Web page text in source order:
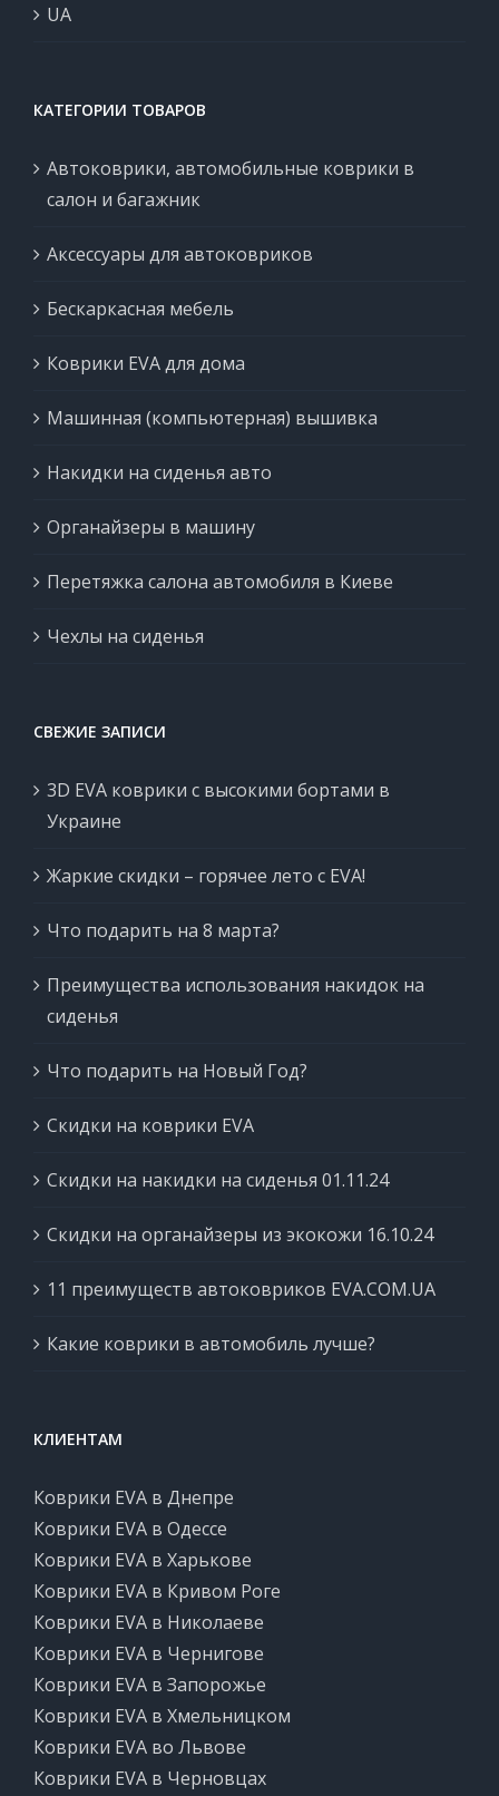
UA
КАТЕГОРИИ ТОВАРОВ
Автоковрики, автомобильные коврики в
салон и багажник
Аксессуары для автоковриков
Бескаркасная мебель
Коврики EVA для дома
Машинная (компьютерная) вышивка
Накидки на сиденья авто
Органайзеры в машину
Перетяжка салона автомобиля в Киеве
Чехлы на сиденья
СВЕЖИЕ ЗАПИСИ
3D EVA коврики с высокими бортами в
Украине
Жаркие скидки – горячее лето с EVA!
Что подарить на 8 марта?
Преимущества использования накидок на
сиденья
Что подарить на Новый Год?
Скидки на коврики EVA
Скидки на накидки на сиденья 01.11.24
Скидки на органайзеры из экокожи 16.10.24
11 преимуществ автоковриков EVA.COM.UA
Какие коврики в автомобиль лучше?
КЛИЕНТАМ
Коврики EVA в Днепре
Коврики EVA в Одессе
Коврики EVA в Харькове
Коврики EVA в Кривом Роге
Коврики EVA в Николаеве
Коврики EVA в Чернигове
Коврики EVA в Запорожье
Коврики EVA в Хмельницком
Коврики EVA во Львове
Коврики EVA в Черновцах